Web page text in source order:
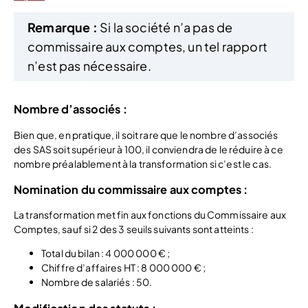
Remarque : Si la société n’a pas de
commissaire aux comptes, un tel rapport
n’est pas nécessaire.
Nombre d’associés :
Bien que, en pratique, il soit rare que le nombre d’associés
des SAS soit supérieur à 100, il conviendra de le réduire à ce
nombre préalablement à la transformation si c’est le cas.
Nomination du commissaire aux comptes :
La transformation met fin aux fonctions du Commissaire aux
Comptes, sauf si 2 des 3 seuils suivants sont atteints :
Total du bilan : 4 000 000 € ;
Chiffre d’affaires HT : 8 000 000 € ;
Nombre de salariés : 50.